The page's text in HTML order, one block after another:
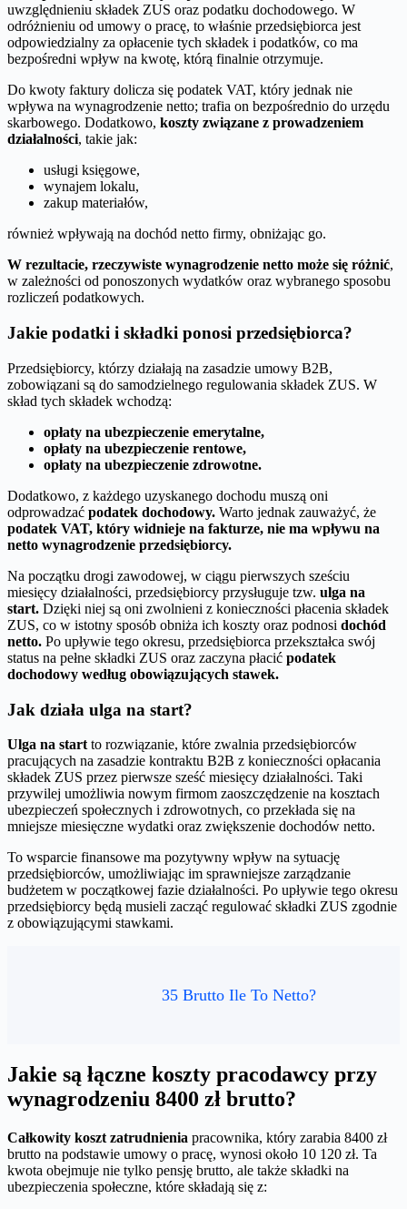
uwzględnieniu składek ZUS oraz podatku dochodowego. W
odróżnieniu od umowy o pracę, to właśnie przedsiębiorca jest
odpowiedzialny za opłacenie tych składek i podatków, co ma
bezpośredni wpływ na kwotę, którą finalnie otrzymuje.
Do kwoty faktury dolicza się podatek VAT, który jednak nie
wpływa na wynagrodzenie netto; trafia on bezpośrednio do urzędu
skarbowego. Dodatkowo, koszty związane z prowadzeniem
działalności, takie jak:
usługi księgowe,
wynajem lokalu,
zakup materiałów,
również wpływają na dochód netto firmy, obniżając go.
W rezultacie, rzeczywiste wynagrodzenie netto może się różnić,
w zależności od ponoszonych wydatków oraz wybranego sposobu
rozliczeń podatkowych.
Jakie podatki i składki ponosi przedsiębiorca?
Przedsiębiorcy, którzy działają na zasadzie umowy B2B,
zobowiązani są do samodzielnego regulowania składek ZUS. W
skład tych składek wchodzą:
opłaty na ubezpieczenie emerytalne,
opłaty na ubezpieczenie rentowe,
opłaty na ubezpieczenie zdrowotne.
Dodatkowo, z każdego uzyskanego dochodu muszą oni
odprowadzać podatek dochodowy. Warto jednak zauważyć, że
podatek VAT, który widnieje na fakturze, nie ma wpływu na
netto wynagrodzenie przedsiębiorcy.
Na początku drogi zawodowej, w ciągu pierwszych sześciu
miesięcy działalności, przedsiębiorcy przysługuje tzw. ulga na
start. Dzięki niej są oni zwolnieni z konieczności płacenia składek
ZUS, co w istotny sposób obniża ich koszty oraz podnosi dochód
netto. Po upływie tego okresu, przedsiębiorca przekształca swój
status na pełne składki ZUS oraz zaczyna płacić podatek
dochodowy według obowiązujących stawek.
Jak działa ulga na start?
Ulga na start to rozwiązanie, które zwalnia przedsiębiorców
pracujących na zasadzie kontraktu B2B z konieczności opłacania
składek ZUS przez pierwsze sześć miesięcy działalności. Taki
przywilej umożliwia nowym firmom zaoszczędzenie na kosztach
ubezpieczeń społecznych i zdrowotnych, co przekłada się na
mniejsze miesięczne wydatki oraz zwiększenie dochodów netto.
To wsparcie finansowe ma pozytywny wpływ na sytuację
przedsiębiorców, umożliwiając im sprawniejsze zarządzanie
budżetem w początkowej fazie działalności. Po upływie tego okresu
przedsiębiorcy będą musieli zacząć regulować składki ZUS zgodnie
z obowiązującymi stawkami.
35 Brutto Ile To Netto?
Jakie są łączne koszty pracodawcy przy
wynagrodzeniu 8400 zł brutto?
Całkowity koszt zatrudnienia pracownika, który zarabia 8400 zł
brutto na podstawie umowy o pracę, wynosi około 10 120 zł. Ta
kwota obejmuje nie tylko pensję brutto, ale także składki na
ubezpieczenia społeczne, które składają się z: